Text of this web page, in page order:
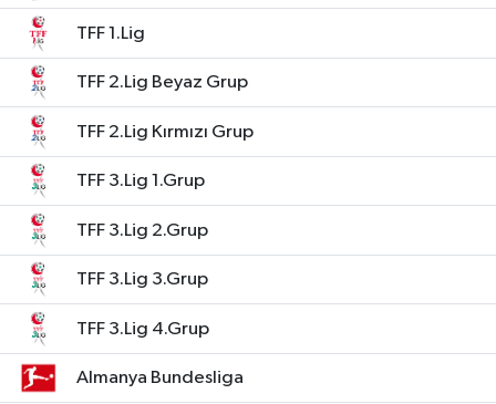
TFF 1.Lig
TFF 2.Lig Beyaz Grup
TFF 2.Lig Kırmızı Grup
TFF 3.Lig 1.Grup
TFF 3.Lig 2.Grup
TFF 3.Lig 3.Grup
TFF 3.Lig 4.Grup
Almanya Bundesliga